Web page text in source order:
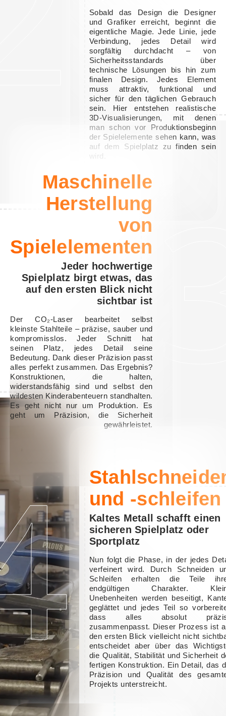
Sobald das Design die Designer
und Grafiker erreicht, beginnt die
eigentliche Magie. Jede Linie, jede
Verbindung, jedes Detail wird
sorgfältig durchdacht – von
Sicherheitsstandards über
technische Lösungen bis hin zum
finalen Design. Jedes Element
muss attraktiv, funktional und
sicher für den täglichen Gebrauch
sein. Hier entstehen realistische
3D-Visualisierungen, mit denen
man schon vor Produktionsbeginn
der Spielelemente sehen kann, was
auf dem Spielplatz zu finden sein
wird.
Maschinelle
Herstellung
von
Spielelementen
Jeder hochwertige
Spielplatz birgt etwas, das
auf den ersten Blick nicht
sichtbar ist
Der CO₂-Laser bearbeitet selbst
kleinste Stahlteile – präzise, ​​sauber und
kompromisslos. Jeder Schnitt hat
seinen Platz, jedes Detail seine
Bedeutung. Dank dieser Präzision passt
alles perfekt zusammen. Das Ergebnis?
Konstruktionen, die halten,
widerstandsfähig sind und selbst den
wildesten Kinderabenteuern standhalten.
Es geht nicht nur um Produktion. Es
geht um Präzision, die Sicherheit
gewährleistet.
und -schleifen
Kaltes Metall schafft einen
sicheren Spielplatz oder
Sportplatz
Nun folgt die Phase, in der jedes
verfeinert wird. Durch Schneiden
Schleifen erhalten die Teile
endgültigen Charakter.
Unebenheiten werden beseitigt,
geglättet und jedes Teil so
dass alles absolut
zusammenpasst. Dieser Prozess ist
den ersten Blick vielleicht nicht
entscheidet aber über das
die Qualität, Stabilität und Sicherheit
fertigen Konstruktion. Ein Detail, das
Präzision und Qualität des
Projekts unterstreicht.